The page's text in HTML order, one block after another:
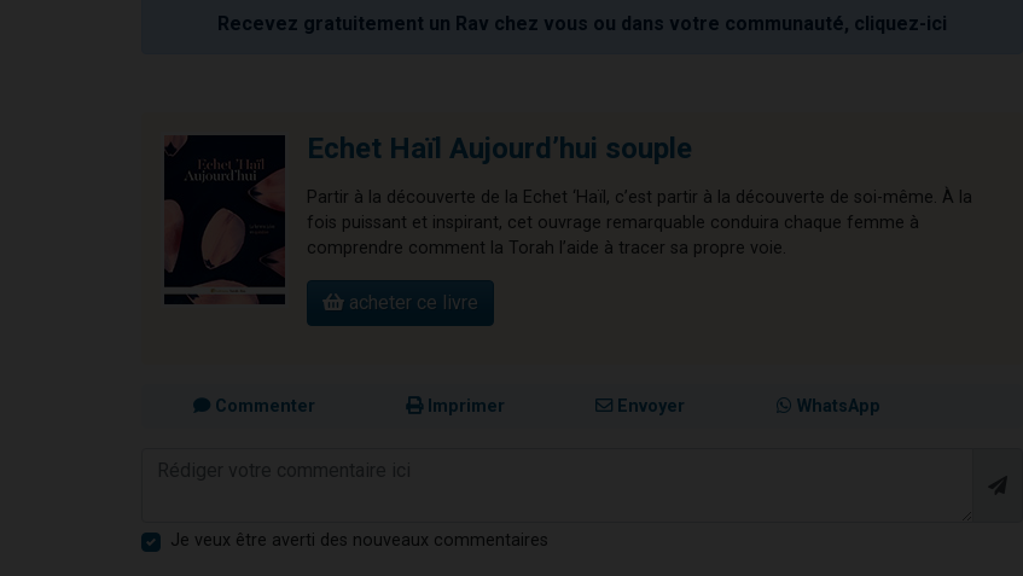
Recevez gratuitement un Rav chez vous ou dans votre communauté, cliquez-ici
Echet Haïl Aujourd’hui souple
Partir à la découverte de la Echet ‘Haïl, c’est partir à la découverte de soi-même. À la
fois puissant et inspirant, cet ouvrage remarquable conduira chaque femme à
comprendre comment la Torah l’aide à tracer sa propre voie.
acheter ce livre
Commenter Imprimer Envoyer WhatsApp
Je veux être averti des nouveaux commentaires